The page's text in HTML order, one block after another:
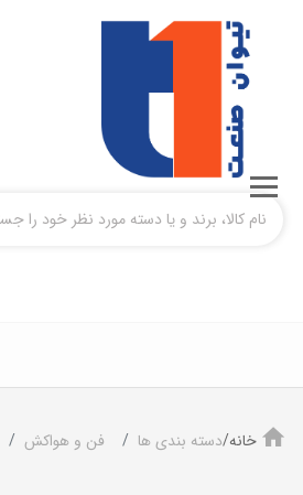
خانه/دسته بندی ها فن و هواکش